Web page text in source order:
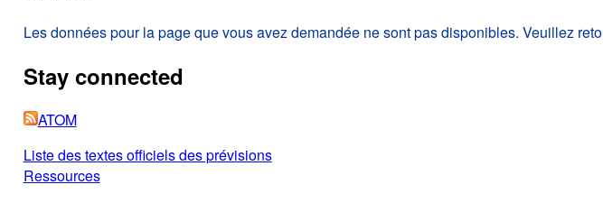
Les données pour la page que vous avez demandée ne sont pas disponibles. Veuillez
Stay connected
ATOM
Liste des textes officiels des prévisions
Ressources